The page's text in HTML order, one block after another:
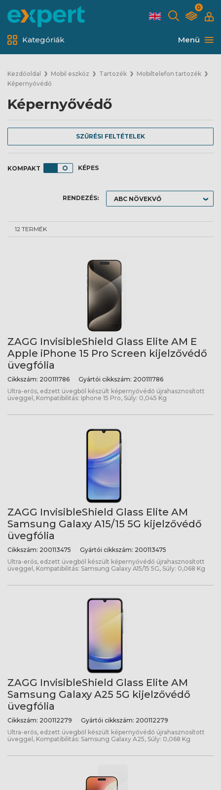
0
Menü
Kategóriák
Kezdőoldal Mobil eszköz Tartozék
Mobiltelefon tartozék
Képernyővédő
Képernyővédő
SZŰRÉSI FELTÉTELEK
KÉPES
RENDEZÉS:
12 TERMÉK
ZAGG InvisibleShield Glass Elite AM E
Apple iPhone 15 Pro Screen kijelzővédő
üvegfólia
Cikkszám: 200111786 Gyártói cikkszám: 200111786
Ultra-erős, edzett üvegből készült képernyővédő újrahasznosított
üveggel, Kompatibilitás: Iphone 15 Pro, Súly: 0,045 Kg
ZAGG InvisibleShield Glass Elite AM
Samsung Galaxy A15/15 5G kijelzővédő
üvegfólia
Cikkszám: 200113475 Gyártói cikkszám: 200113475
Ultra-erős, edzett üvegből készült képernyővédő újrahasznosított
üveggel, Kompatibilitás: Samsung Galaxy A15/15 5G, Súly: 0,068 Kg
ZAGG InvisibleShield Glass Elite AM
Samsung Galaxy A25 5G kijelzővédő
üvegfólia
Cikkszám: 200112279 Gyártói cikkszám: 200112279
Ultra-erős, edzett üvegből készült képernyővédő újrahasznosított
üveggel, Kompatibilitás: Samsung Galaxy A25, Súly: 0,068 Kg